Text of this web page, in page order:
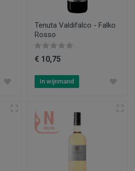
Tenuta Valdifalco - Falko
Rosso
€ 10,75
In wijnmand